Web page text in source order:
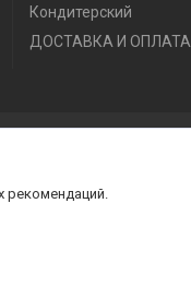
Кондитерский
ДОСТАВКА И ОПЛАТА
рекомендаций.